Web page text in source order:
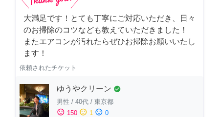
大満足です！とても丁寧にご対応いただき、日々
のお掃除のコツなども教えていただきました！
またエアコンが汚れたらぜひお掃除お願いいたし
ます！
依頼されたチケット
ゆうやクリーン check_circle
男性 / 40代 / 東京都
sentiment_satisfied 150 sentiment_neutral 1 sentiment_dissatisfied 0